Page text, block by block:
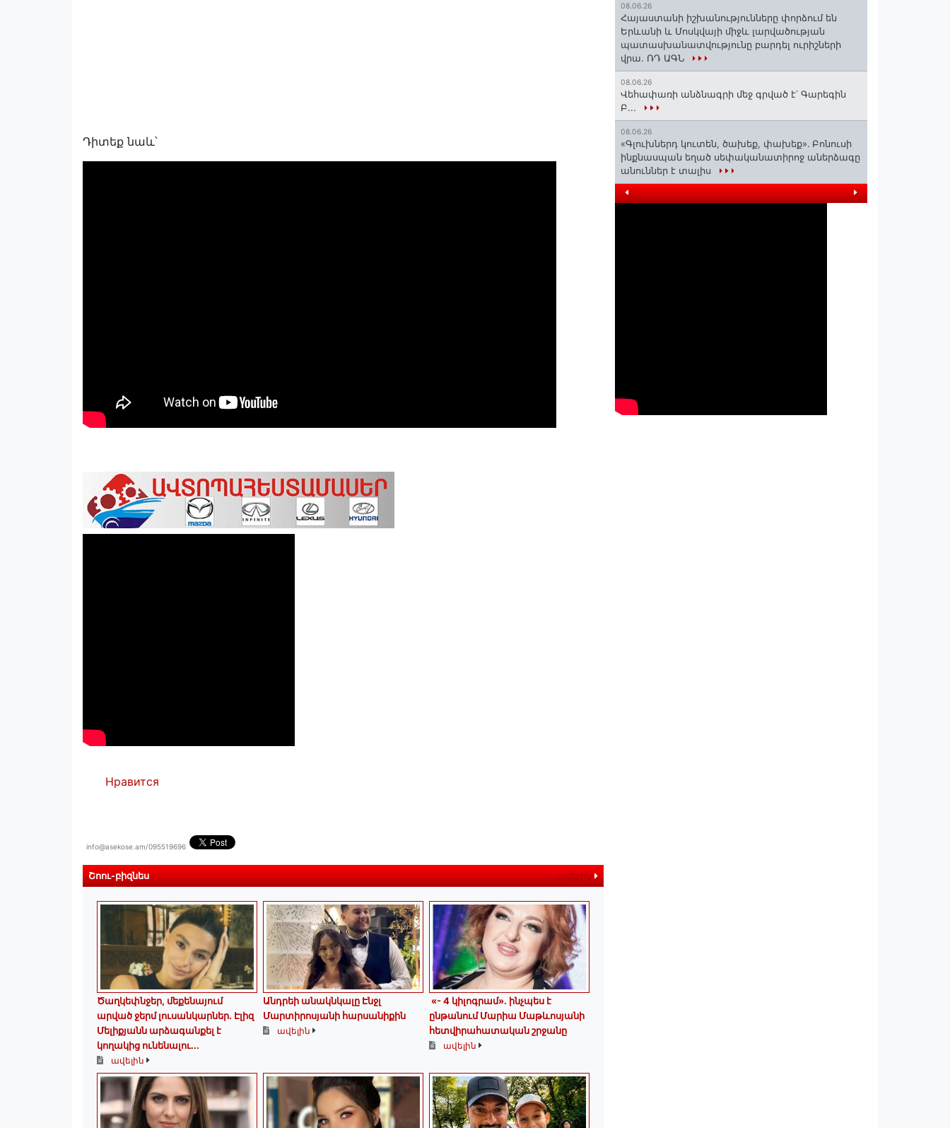
Դիտեք նաև՝
Нравится
info@asekose.am/095519696
Շոու-բիզնես ավելին
Ծաղկեփնջեր, մեքենայում
արված ջերմ լուսանկարներ. Էլիզ
Մելիքյանն արձագանքել է
կողակից ունենալու...
ավելին
Անդրեի անակնկալը Էնջլ
Մարտիրոսյանի հարսանիքին
ավելին
«- 4 կիլոգրամ». ինչպես է
ընթանում Մարիա Մաթևոսյանի
հետվիրահատական շրջանը
ավելին
08.06.26
Հայաստանի իշխանությունները փորձում են
Երևանի և Մոսկվայի միջև լարվածության
պատասխանատվությունը բարդել ուրիշների
վրա. ՌԴ ԱԳՆ
08.06.26
Վեհափառի անձնագրի մեջ գրված է՝ Գարեգին
Բ...
08.06.26
«Գլուխներդ կուտեն, ծախեք, փախեք»․ Բոնուսի
ինքնասպան եղած սեփականատիրոջ աներձագը
անուններ է տալիս